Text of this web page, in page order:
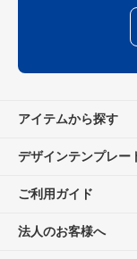
アイテムから探す
デザインテンプレー
ご利用ガイド
法人のお客様へ